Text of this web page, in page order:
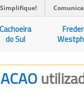
Simplifique! Comunica
Cachoeira
do Sul